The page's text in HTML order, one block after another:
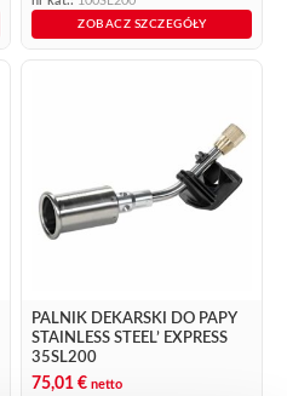
ZOBACZ SZCZEGÓŁY
PALNIK DEKARSKI DO PAPY
STAINLESS STEEL’ EXPRESS
35SL200
75,01 € netto